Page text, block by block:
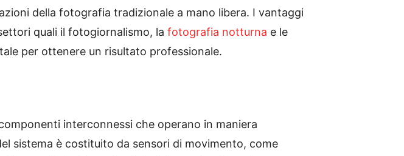
della fotografia tradizionale a mano libera. I vantaggi
quali il fotogiornalismo, la fotografia notturna e le
per ottenere un risultato professionale.
interconnessi che operano in maniera
sistema è costituito da sensori di movimento, come